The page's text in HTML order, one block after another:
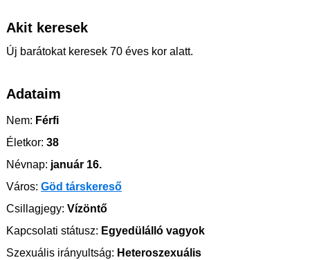
Akit keresek
Új barátokat keresek 70 éves kor alatt.
Adataim
Nem: Férfi
Életkor: 38
Névnap: január 16.
Város: Göd társkereső
Csillagjegy: Vízöntő
Kapcsolati státusz: Egyedülálló vagyok
Szexuális irányultság: Heteroszexuális